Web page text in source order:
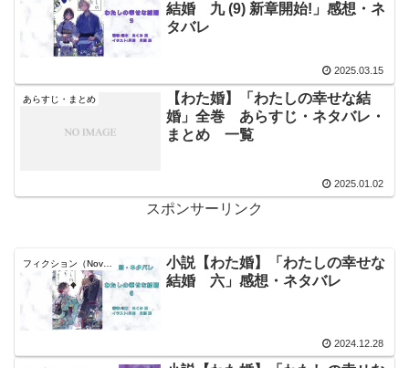
結婚 九 (9) 新章開始!」感想・ネ
タバレ
2025.03.15
あらすじ・まとめ
【わた婚】「わたしの幸せな結
婚」全巻 あらすじ・ネタバレ・
まとめ 一覧
2025.01.02
スポンサーリンク
フィクション（Novel）
小説【わた婚】「わたしの幸せな
結婚 六」感想・ネタバレ
2024.12.28